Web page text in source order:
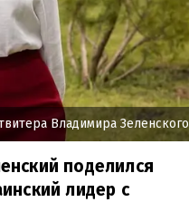
Владимира Зеленского
поделился
лидер с